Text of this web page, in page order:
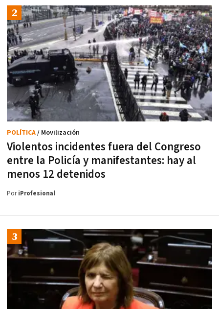
Violentos incidentes fuera del Congreso
entre la Policía y manifestantes: hay al
menos 12 detenidos
POLÍTICA/ Movilización
PoriProfesional